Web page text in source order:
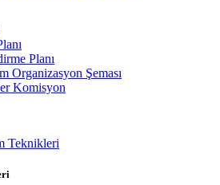
Planı
Organizasyon Şeması
Komisyon
Teknikleri